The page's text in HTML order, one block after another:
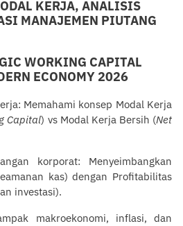
KERJA, ANALISIS
MANAJEMEN PIUTANG
WORKING CAPITAL
ECONOMY 2026
Memahami konsep Modal Kerja
Capital) vs Modal Kerja Bersih (Net
korporat: Menyeimbangkan
kas) dengan Profitabilitas
investasi).
makroekonomi, inflasi, dan